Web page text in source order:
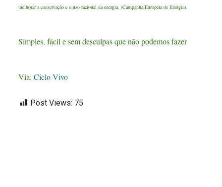
melhorar a conservação e o uso racional da energia. (Campanha Europeia de Energia).
Simples, fácil e sem desculpas que não podemos fazer
Via:Ciclo Vivo
Post Views: 75